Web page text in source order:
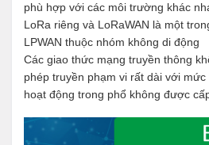
phù hợp với các môi trường khác
LoRa riêng và LoRaWAN là một
LPWAN thuộc nhóm không di động
Các giao thức mạng truyền thông
phép truyền phạm vi rất dài với mức
hoạt động trong phổ không được